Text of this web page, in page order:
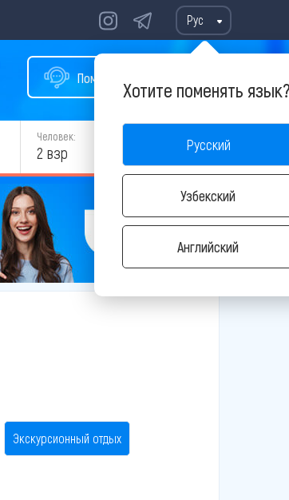
Рус
Хотите поменять
Русский
Узбекский
Английский
Помощь в подборе тура
Человек:
2 взр НАЙТИ
Экскурсионный отдых